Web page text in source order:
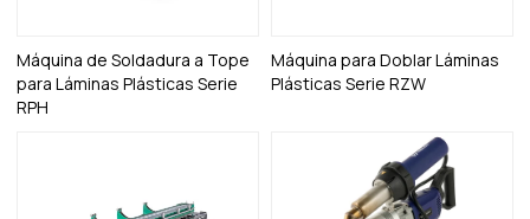
Máquina de Soldadura a Tope
para Láminas Plásticas Serie
RPH
Máquina para Doblar Láminas
Plásticas Serie RZW